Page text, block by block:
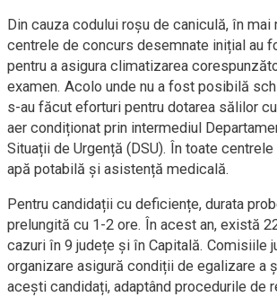
Din cauza codului roșu de caniculă, în mai
centrele de concurs desemnate inițial au
pentru a asigura climatizarea
examen. Acolo unde nu a fost posibilă
s-au făcut eforturi pentru dotarea sălilor
aer condiționat prin intermediul
Situații de Urgență (DSU). În toate
apă potabilă și asistență medicală.
Pentru candidații cu deficiențe, durata
prelungită cu 1-2 ore. În acest an, există
cazuri în 9 județe și în Capitală. Comisiile
organizare asigură condiții de egalizare a
acești candidați, adaptând procedurile de